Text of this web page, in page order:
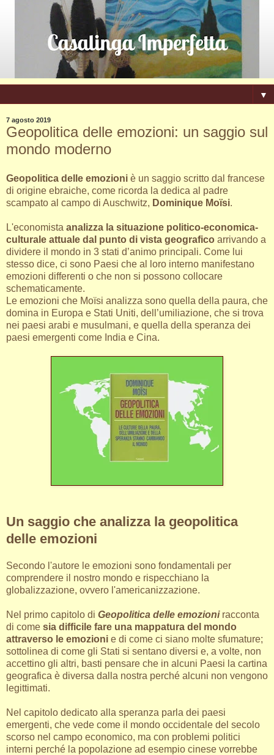
▼
7 agosto 2019
Geopolitica delle emozioni: un saggio sul
mondo moderno
Geopolitica delle emozioni è un saggio scritto dal francese
di origine ebraiche, come ricorda la dedica al padre
scampato al campo di Auschwitz, Dominique Moïsi.
L'economista analizza la situazione politico-economica-
culturale attuale dal punto di vista geografico arrivando a
dividere il mondo in 3 stati d’animo principali. Come lui
stesso dice, ci sono Paesi che al loro interno manifestano
emozioni differenti o che non si possono collocare
schematicamente.
Le emozioni che Moïsi analizza sono quella della paura, che
domina in Europa e Stati Uniti, dell’umiliazione, che si trova
nei paesi arabi e musulmani, e quella della speranza dei
paesi emergenti come India e Cina.
Un saggio che analizza la geopolitica
delle emozioni
Secondo l'autore le emozioni sono fondamentali per
comprendere il nostro mondo e rispecchiano la
globalizzazione, ovvero l'americanizzazione.
Nel primo capitolo di Geopolitica delle emozioniracconta
di come sia difficile fare una mappatura del mondo
attraverso le emozioni e di come ci siano molte sfumature;
sottolinea di come gli Stati si sentano diversi e, a volte, non
accettino gli altri, basti pensare che in alcuni Paesi la cartina
geografica è diversa dalla nostra perché alcuni non vengono
legittimati.
Nel capitolo dedicato alla speranza parla dei paesi
emergenti, che vede come il mondo occidentale del secolo
scorso nel campo economico, ma con problemi politici
interni perché la popolazione ad esempio cinese vorrebbe